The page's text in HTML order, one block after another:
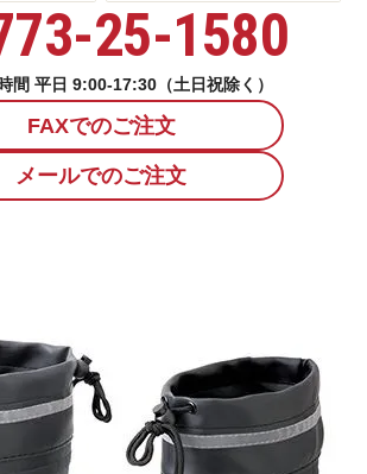
25-1580
間 平日 9:00-17:30（土日祝除く）
FAXでのご注文
メールでのご注文